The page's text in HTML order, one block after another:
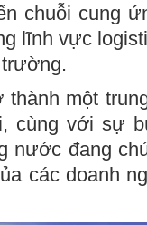
chuỗi cung
lĩnh vực
một
cùng với sự
nước đang
các doanh